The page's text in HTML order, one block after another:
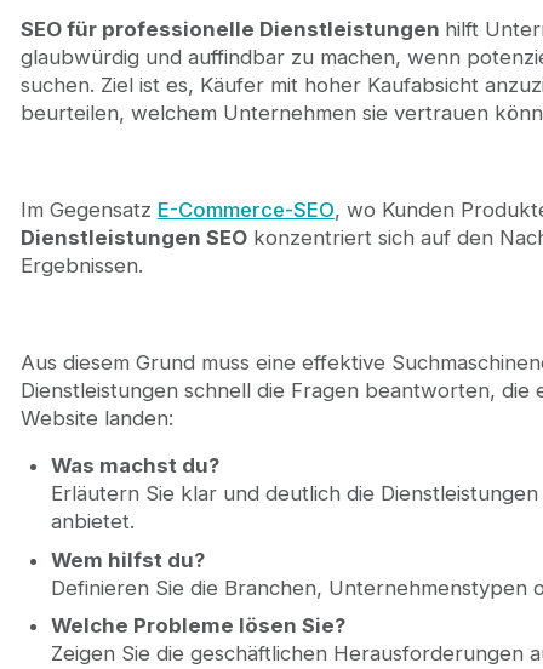
SEO für professionelle Dienstleistungen hilft
glaubwürdig und auffindbar zu machen, wenn
suchen. Ziel ist es, Käufer mit hoher Kaufabsicht
beurteilen, welchem Unternehmen sie vertrauen
Im Gegensatz E-Commerce-SEO, wo Kunden
Dienstleistungen SEOkonzentriert sich auf den
Ergebnissen.
Aus diesem Grund muss eine effektive
Dienstleistungen schnell die Fragen beantworten,
Website landen:
Was machst du?
Erläutern Sie klar und deutlich die
anbietet.
Wem hilfst du?
Definieren Sie die Branchen, Unternehmenstypen
Welche Probleme lösen Sie?
Zeigen Sie die geschäftlichen Herausforderungen